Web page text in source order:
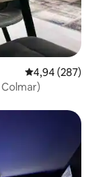
4,94 ud af 5 i
4,94 (287)